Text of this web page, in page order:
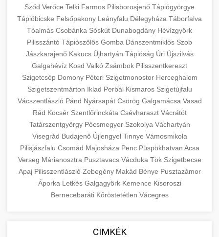
szeptest.com
abdomen contouring surgery
refresh your appearance. Upper and lower
eyelid surgery with experienced cosmetic
surgeons.
szeptest.com eyelid cosmetic procedure
📈 Paciensek Számának
Növelése
+
Case study showcasing 150% increase in
patient consultations through strategic
marketing. Learn proven methods for clinic
growth.
gildedeu.org clinic patient growth
🏥 Klinika Sikere
Esettanulmány
+
Detailed analysis of successful clinic strategies
resulting in significant patient acquisition
improvements and practice expansion.
checkmydentist.com
medical practice success
🤖 AI Marketing Bejelentkezés +
Discover how AI-driven marketing strategies
increased patient registrations by 150%.
Modern technology meets medical practice
growth.
life3.net AI marketing results
🎯 Praxis Felfuttatása +
Comprehensive guide to scaling your medical
practice. Proven strategies for patient
acquisition, retention, and practice
📊 150%-os Páciens
Real-world results showing dramatic patient
Sződ Verőce Telki Farmos Pilisborosjenő Tápiógyörgye
Tápióbicske Felsőpakony Leányfalu Délegyháza Táborfalva
Tóalmás Csobánka Sóskút Dunabogdány Hévízgyörk
Pilisszántó Tápiószőlős Gomba Dánszentmiklós Szob
Jászkarajenő Kakucs Újhartyán Tápióság Úri Újszilvás
Galgahévíz Kosd Valkó Zsámbok Pilisszentkereszt
Szigetcsép Domony Péteri Szigetmonostor Herceghalom
Szigetszentmárton Iklad Perbál Kismaros Szigetújfalu
Vácszentlászló Pánd Nyársapát Csörög Galgamácsa Vasad
Rád Kocsér Szentlőrinckáta Csévharaszt Vácrátót
Tatárszentgyörgy Pócsmegyer Szokolya Váchartyán
Visegrád Budajenő Újlengyel Tinnye Vámosmikola
Pilisjászfalu Csomád Majosháza Penc Püspökhatvan Acsa
Verseg Márianosztra Pusztavacs Vácduka Tök Szigetbecse
Apaj Pilisszentlászló Zebegény Makád Bénye Pusztazámor
Áporka Letkés Galgagyörk Kemence Kisoroszi
Bernecebaráti Kőröstetétlen Vácegres
CIMKÉK